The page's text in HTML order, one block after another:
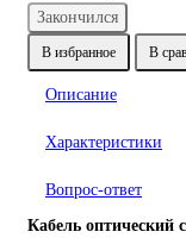
Закончился
В избранное В
Описание
Характеристики
Вопрос-ответ
Кабель оптический